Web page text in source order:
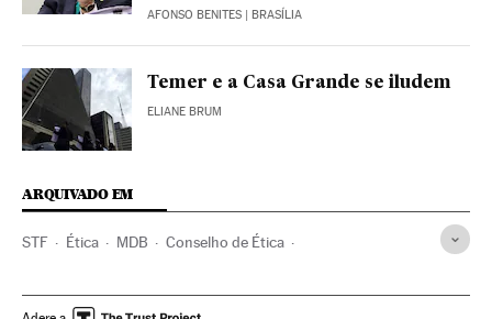
AFONSO BENITES | BRASÍLIA
Temer e a Casa Grande se iludem
ELIANE BRUM
ARQUIVADO EM
STF Ética MDB Conselho de Ética
Relações humanas Investigação policial